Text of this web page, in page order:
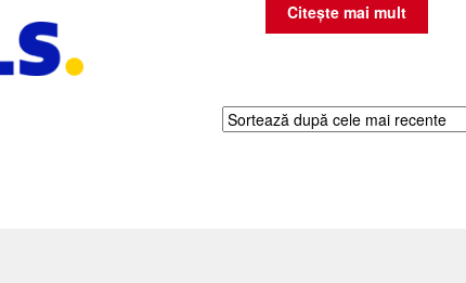
Citește mai mult